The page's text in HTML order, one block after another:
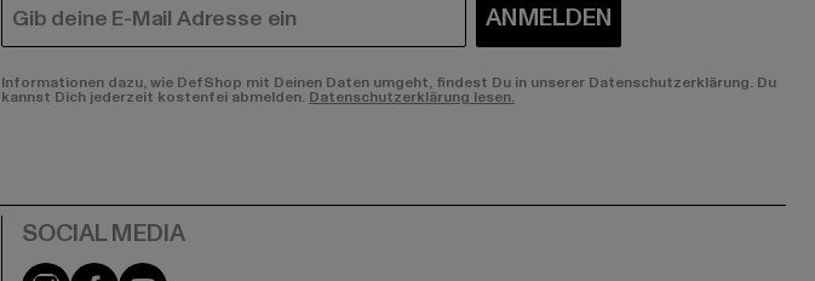
E-MAIL ANMELDEN
Informationen dazu, wie DefShop mit Deinen Daten umgeht, findest Du in unserer Datenschutzerklärung. Du
kannst Dich jederzeit kostenfei abmelden. Datenschutzerklärung lesen.